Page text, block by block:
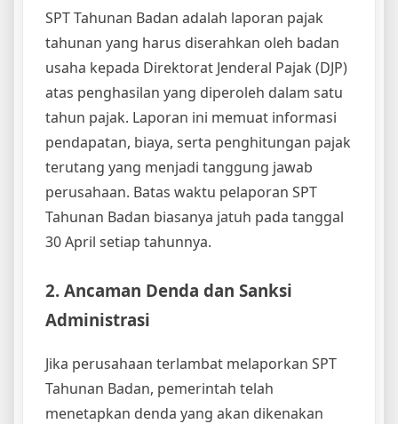
SPT Tahunan Badan adalah laporan pajak
tahunan yang harus diserahkan oleh badan
usaha kepada Direktorat Jenderal Pajak (DJP)
atas penghasilan yang diperoleh dalam satu
tahun pajak. Laporan ini memuat informasi
pendapatan, biaya, serta penghitungan pajak
terutang yang menjadi tanggung jawab
perusahaan. Batas waktu pelaporan SPT
Tahunan Badan biasanya jatuh pada tanggal
30 April setiap tahunnya.
2. Ancaman Denda dan Sanksi
Administrasi
Jika perusahaan terlambat melaporkan SPT
Tahunan Badan, pemerintah telah
menetapkan denda yang akan dikenakan